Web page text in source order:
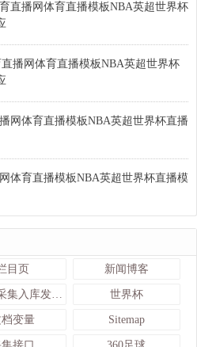
育直播网体育直播模板NBA英超世界杯
直播网体育直播模板NBA英超世界杯
播网体育直播模板NBA英超世界杯直播
网体育直播模板NBA英超世界杯直播模
目页 新闻博客
火车头采集入库发布接口 世界杯
变量 Sitemap